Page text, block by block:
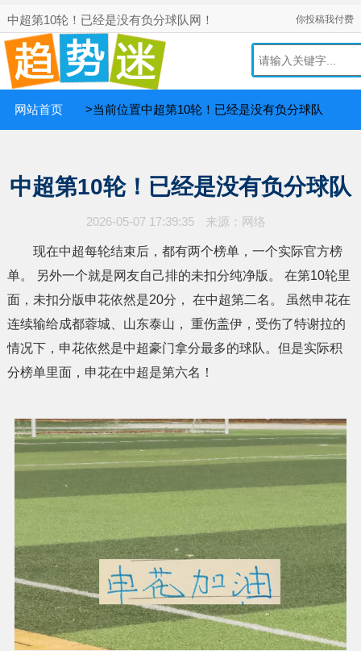
中超第10轮！已经是没有负分球队网！ 你投稿我付费
网站首页 >当前位置中超第10轮！已经是没有负分球队
中超第10轮！已经是没有负分球队
2026-05-07 17:39:35 来源：网络
现在中超每轮结束后，都有两个榜单，一个实际官方榜
单。 另外一个就是网友自己排的未扣分纯净版。 在第10轮里
面，未扣分版申花依然是20分， 在中超第二名。 虽然申花在
连续输给成都蓉城、山东泰山， 重伤盖伊，受伤了特谢拉的
情况下，申花依然是中超豪门拿分最多的球队。但是实际积
分榜单里面，申花在中超是第六名！